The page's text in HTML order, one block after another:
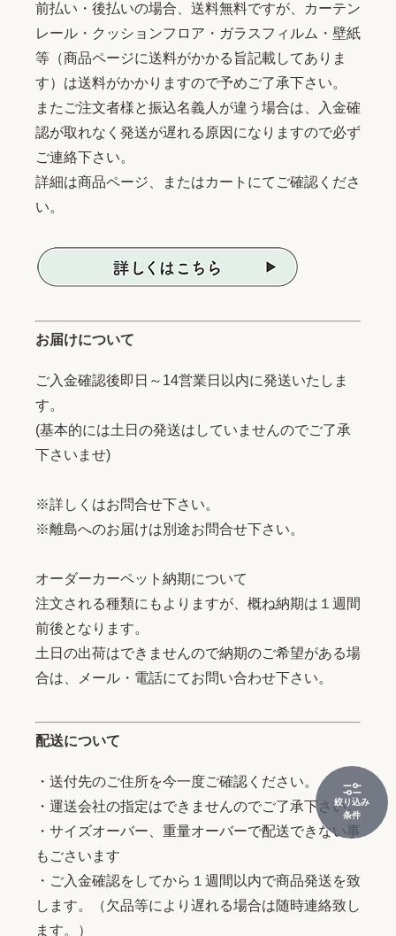
絞り込み
条件
前払い・後払いの場合、送料無料ですが、カーテン
レール・クッションフロア・ガラスフィルム・壁紙
等（商品ページに送料がかかる旨記載してありま
す）は送料がかかりますので予めご了承下さい。
またご注文者様と振込名義人が違う場合は、入金確
認が取れなく発送が遅れる原因になりますので必ず
ご連絡下さい。
詳細は商品ページ、またはカートにてご確認くださ
い。
お届けについて
ご入金確認後即日～14営業日以内に発送いたしま
す。
(基本的には土日の発送はしていませんのでご了承
下さいませ)
※詳しくはお問合せ下さい。
※離島へのお届けは別途お問合せ下さい。
オーダーカーペット納期について
注文される種類にもよりますが、概ね納期は１週間
前後となります。
土日の出荷はできませんので納期のご希望がある場
合は、メール・電話にてお問い合わせ下さい。
配送について
・送付先のご住所を今一度ご確認ください。
・運送会社の指定はできませんのでご了承下さい。
・サイズオーバー、重量オーバーで配送できない事
もごさいます
・ご入金確認をしてから１週間以内で商品発送を致
します。（欠品等により遅れる場合は随時連絡致し
ます。）